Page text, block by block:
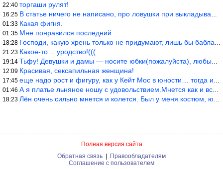
22:40 торгаши рулят!
16:25 В статье ничего не написано, про ловушки при выкладывании товара
01:33 Какая фигня.
01:35 Мне понравился последний
18:28 Господи, какую хрень только не придумают, лишь бы бабла срубить!
21:23 Какое-то… уродство!(((
19:14 Тьфу! Девушки и дамы — носите юбки(пожалуйста), любые штаны на ж
12:09 Красивая, сексапильная женщина!
17:45 еще надо рост и фигуру, как у Кейт Мос в юности… тогда и стиль т
01:46 А я платье льняное ношу с удовольствием.Мнется как и все. Но это
18:23 Лён очень сильно мнется и колется. Был у меня костюм, юбка и жак
Полная версия сайта
Обратная связь
Правообладателям
Соглашение с пользователем